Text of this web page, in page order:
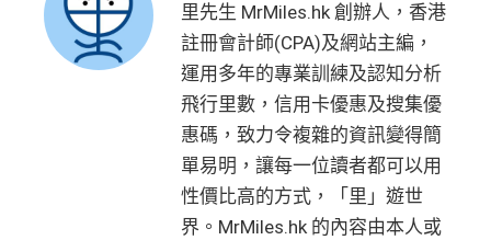
里先生 MrMiles.hk 創辦人，香港
註冊會計師(CPA)及網站主編，
運用多年的專業訓練及認知分析
飛行里數，信用卡優惠及搜集優
惠碼，致力令複雜的資訊變得簡
單易明，讓每一位讀者都可以用
性價比高的方式，「里」遊世
界。MrMiles.hk 的內容由本人或